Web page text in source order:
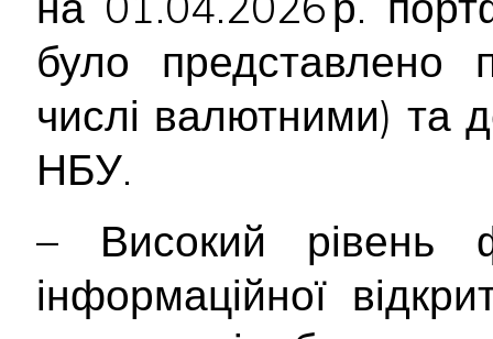
було
числі валютними) та
НБУ.
– Високий рівень
інформаційної